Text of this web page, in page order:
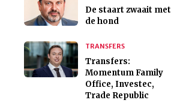
De staart zwaait met
de hond
TRANSFERS
Transfers:
Momentum Family
Office, Investec,
Trade Republic